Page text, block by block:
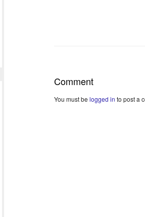
Comment
You must be logged in to post a